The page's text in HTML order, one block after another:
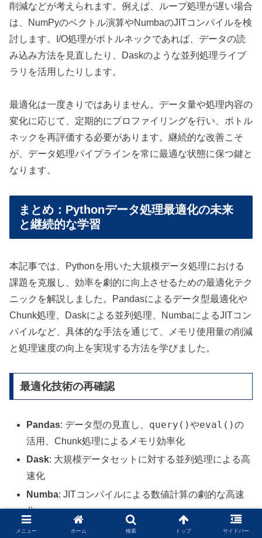
削減などが考えられます。例えば、ループ処理が遅い場合
は、NumPyのベクトル演算やNumbaのJITコンパイルを検
討します。I/O処理がボトルネックであれば、データの読
み込み方法を見直したり、Daskのような並列処理ライブ
ラリを活用したりします。
最適化は一度きりではありません。データ量や処理内容の
変化に応じて、定期的にプロファイリングを行い、ボトル
ネックを再評価する必要があります。継続的な改善こそ
が、データ処理パイプラインを常に最適な状態に保つ鍵と
なります。
まとめ：Pythonデータ処理最適化の未来
と継続的な学習
本記事では、Pythonを用いた大規模データ処理における
課題を克服し、効率を劇的に向上させるための最適化テク
ニックを解説しました。Pandasによるデータ型最適化や
Chunk処理、Daskによる並列処理、NumbaによるJITコン
パイルなど、具体的な手法を通じて、メモリ使用量の削減
と処理速度の向上を実現する方法を学びました。
最適化技術の再確認
Pandas: データ型の見直し、 query()やeval()の
活用、Chunk処理によるメモリ効率化
Dask: 大規模データセットに対する並列処理による高
速化
Numba: JITコンパイルによる数値計算の劇的な高速
化
プロファイリング
cProfile などを活用したボトル
メニュー ホーム 検索 トップ サイドバー